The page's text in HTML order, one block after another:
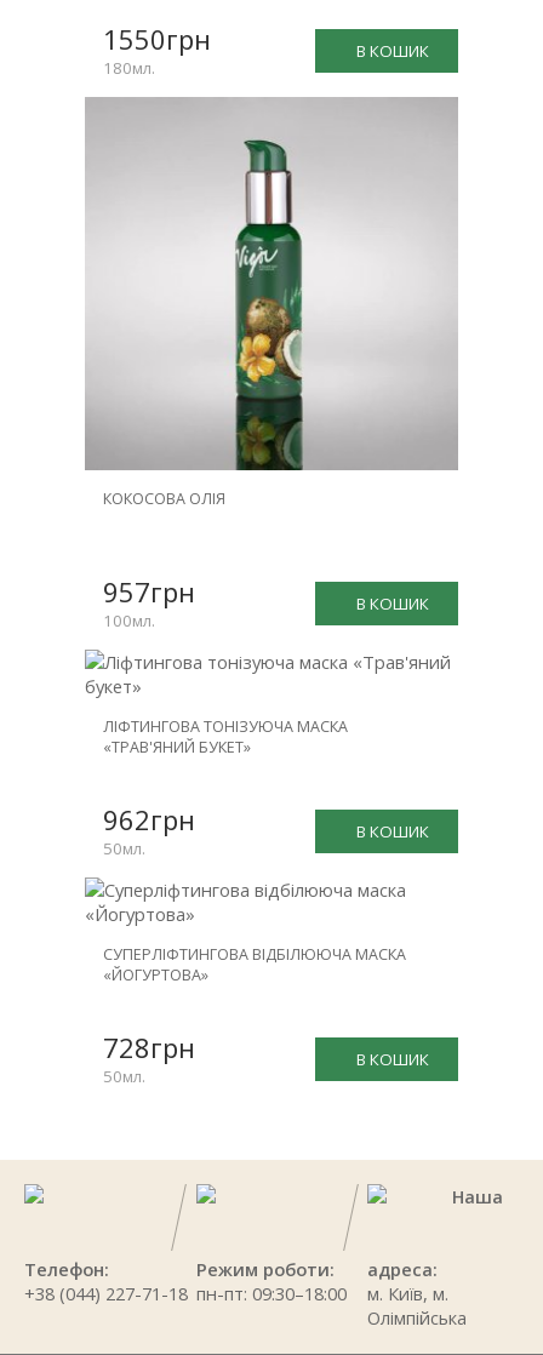
В КОШИК
1550грн
180мл.
КОКОСОВА ОЛІЯ
В КОШИК
957грн
100мл.
ЛІФТИНГОВА ТОНІЗУЮЧА МАСКА
«ТРАВ'ЯНИЙ БУКЕТ»
В КОШИК
962грн
50мл.
СУПЕРЛІФТИНГОВА ВІДБІЛЮЮЧА МАСКА
«ЙОГУРТОВА»
В КОШИК
728грн
50мл.
Телефон:
+38 (044) 227-71-18
Режим роботи:
пн-пт: 09:30–18:00
Наша
адреса:
м. Київ, м.
Олімпійська